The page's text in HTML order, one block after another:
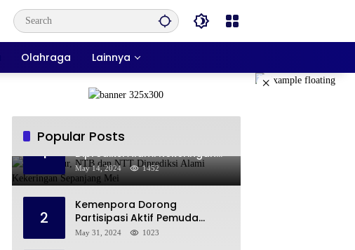
Olahraga Lainnya
×
Popular Posts
1
Jawa Timur, NTB dan NTT
Diprediksi Alami Kekeringan
Sepanjang Mei
May 14, 2024 1452
2
Kemenpora Dorong
Partisipasi Aktif Pemuda
Melalui Forum Konsultasi
May 31, 2024 1023